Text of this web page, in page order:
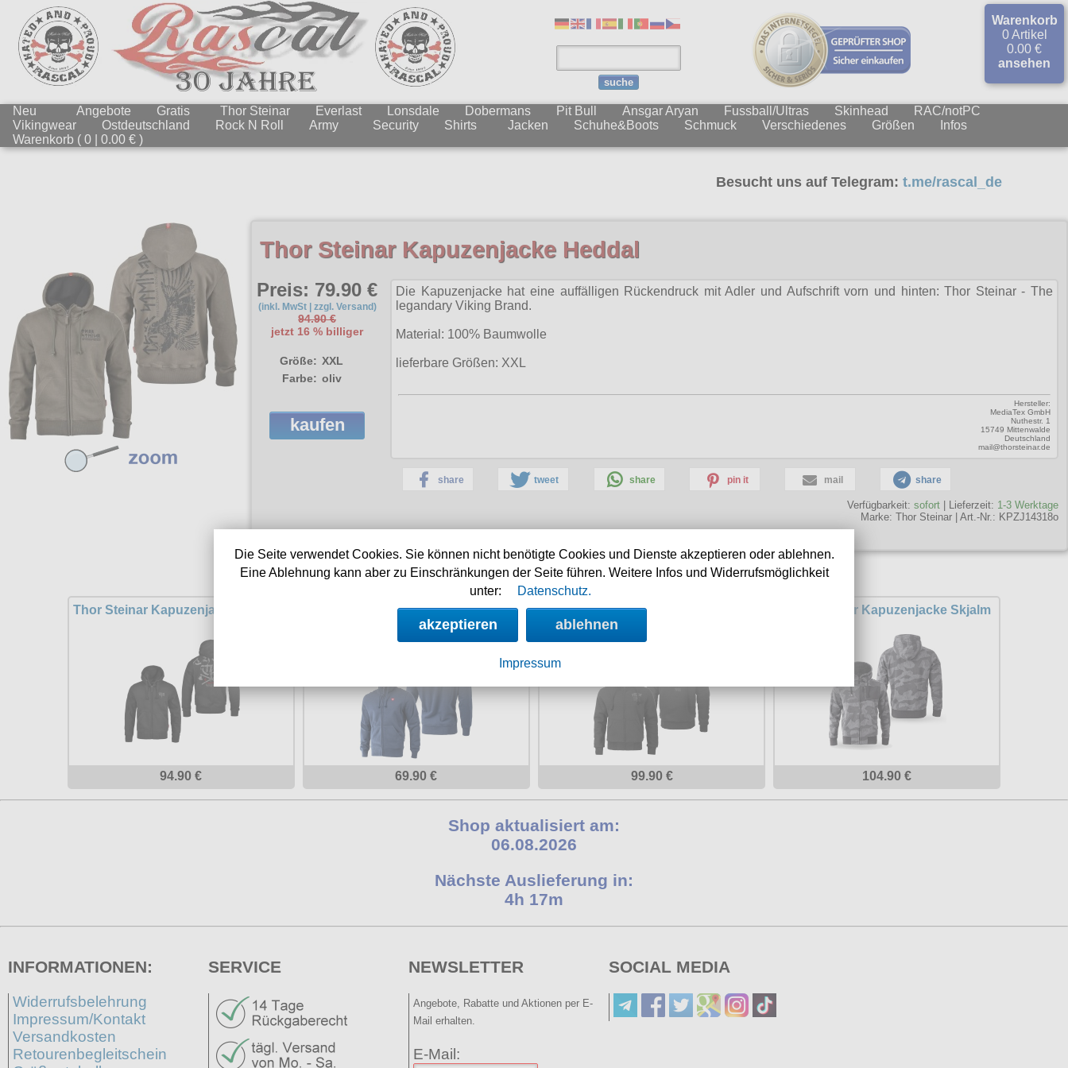
suche
Warenkorb
0 Artikel
0.00 €
ansehen
Neu Angebote Gratis Thor Steinar Everlast Lonsdale Dobermans Pit Bull Ansgar Aryan Fussball/Ultras Skinhead
RAC/notPC
Vikingwear
Ostdeutschland Rock N Roll Army Security Shirts Jacken Schuhe&Boots Schmuck Verschiedenes Größen
Infos
Warenkorb ( 0 | 0.00 € )
Besucht uns auf Telegram:t.me/rascal_de
Thor Steinar Kapuzenjacke Heddal
Preis: 79.90 €
(inkl. MwSt | zzgl. Versand)
94.90 €
jetzt 16 % billiger
Größe: XXL
Farbe: oliv
kaufen
Die Kapuzenjacke hat eine auffälligen Rückendruck mit Adler und Aufschrift vorn und hinten: Thor Steinar - The
legandary Viking Brand.
Material: 100% Baumwolle
lieferbare Größen: XXL
Hersteller:
MediaTex GmbH
Nuthestr. 1
15749 Mittenwalde
Deutschland
mail@thorsteinar.de
share tweet share pin it mail share
Verfügbarkeit: sofort | Lieferzeit: 1-3 Werktage
Marke: Thor Steinar Art.-Nr.: KPZJ14318o
weitere Thor Steinar Empfehlungen:
Thor Steinar Kapuzenjacke Lysfjord
94.90 €
Thor Steinar Kapuzenjacke
Alstahaug
69.90 €
Thor Steinar Bondedjacke
99.90 €
Thor Steinar Kapuzenjacke Skjalm
104.90 €
Shop aktualisiert am:
06.08.2026
Nächste Auslieferung in:
4h 17m
INFORMATIONEN:
Widerrufsbelehrung
Impressum/Kontakt
Versandkosten
Retourenbegleitschein
SERVICE NEWSLETTER
Angebote, Rabatte und Aktionen per E-
Mail erhalten.
E-Mail:
SOCIAL MEDIA
Die Seite verwendet Cookies. Sie können nicht benötigte Cookies und Dienste akzeptieren oder ablehnen.
Eine Ablehnung kann aber zu Einschränkungen der Seite führen. Weitere Infos und Widerrufsmöglichkeit
unter:
Datenschutz.
akzeptieren ablehnen
Impressum